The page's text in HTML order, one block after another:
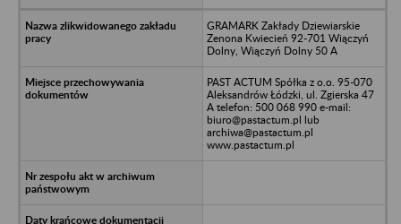
GRAMARK Zakłady Dziewiarskie
Zenona Kwiecień 92-701 Wiączyń
Dolny, Wiączyń Dolny 50 A
PAST ACTUM Spółka z o.o. 95-070
Aleksandrów Łódzki, ul. Zgierska 47
A telefon: 500 068 990 e-mail:
biuro@pastactum.pl lub
archiwa@pastactum.pl
www.pastactum.pl